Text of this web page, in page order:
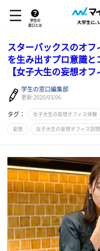
学生の
窓口とは
スターバックスのオ
を生み出すプロ意識と
【女子大生の妄想オ
学生の窓口編集部
更新:2020/03/06
タグ： 女子大生の妄想オフィス体験
妄想 女子大生の妄想オフィス訪問